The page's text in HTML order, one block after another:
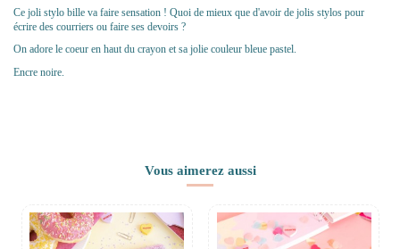
Ce joli stylo bille va faire sensation ! Quoi de mieux que d'avoir de jolis stylos pour
écrire des courriers ou faire ses devoirs ?
On adore le coeur en haut du crayon et sa jolie couleur bleue pastel.
Encre noire.
Vous aimerez aussi